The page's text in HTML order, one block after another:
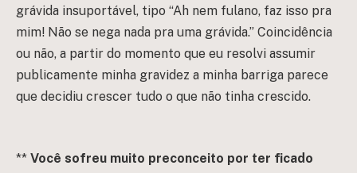
grávida insuportável, tipo “Ah nem fulano, faz isso pra
mim! Não se nega nada pra uma grávida.” Coincidência
ou não, a partir do momento que eu resolvi assumir
publicamente minha gravidez a minha barriga parece
que decidiu crescer tudo o que não tinha crescido.
** Você sofreu muito preconceito por ter ficado